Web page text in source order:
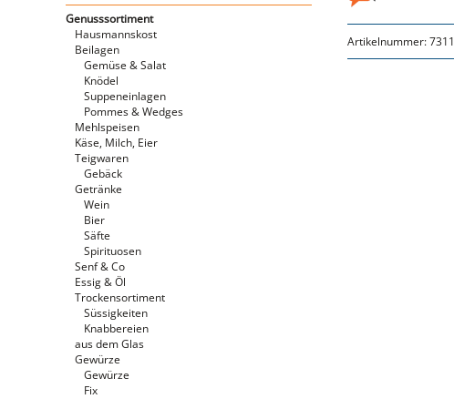
Genusssortiment
Hausmannskost
Beilagen
Gemüse & Salat
Knödel
Suppeneinlagen
Pommes & Wedges
Mehlspeisen
Käse, Milch, Eier
Teigwaren
Gebäck
Getränke
Wein
Bier
Säfte
Spirituosen
Senf & Co
Essig & Öl
Trockensortiment
Süssigkeiten
Knabbereien
aus dem Glas
Gewürze
Gewürze
Fix
Artikelnummer:7311